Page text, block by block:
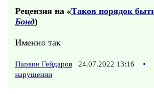
Рецензия на «Таков порядок
Бонд)
Именно так
Парвин Гейдаров 24.07.2022 13:16 •
нарушении